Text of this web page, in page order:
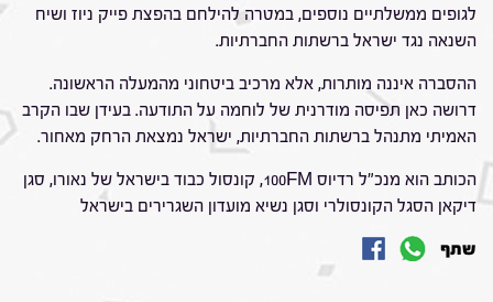
לגופים ממשלתיים נוספים, במטרה להילחם בהפצת פייק ניוז ושיח
השנאה נגד ישראל ברשתות החברתיות.
ההסברה איננה מותרות, אלא מרכיב ביטחוני מהמעלה הראשונה.
דרושה כאן תפיסה מודרנית של לוחמה על התודעה. בעידן שבו הקרב
האמיתי מתנהל ברשתות החברתיות, ישראל נמצאת הרחק מאחור.
הכותב הוא מנכ"ל רדיוס 100FM, קונסול כבוד בישראל של נאורו, סגן
דיקאן הסגל הקונסולרי וסגן נשיא מועדון השגרירים בישראל
שתף